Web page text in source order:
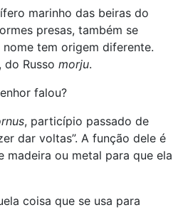
marinho das beiras do
presas, também se
nome tem origem diferente.
, do Russo morju.
falou?
, particípio passado de
dar voltas”. A função dele é
madeira ou metal para que ela
coisa que se usa para